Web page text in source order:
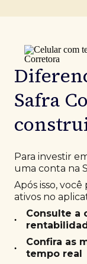
Safra
Para investir
uma conta na
Após isso,
ativos no
•
Consulte a
•
Confira as
tempo real